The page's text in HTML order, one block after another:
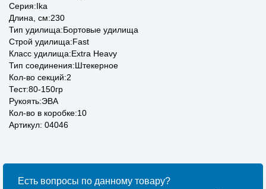
Серия:Ika
Длина, см:230
Тип удилища:Бортовые удилища
Строй удилища:Fast
Класс удилища:Extra Heavy
Тип соединения:Штекерное
Кол-во секций:2
Тест:80-150гр
Рукоять:ЭВА
Кол-во в коробке:10
Артикул: 04046
Есть вопросы по данному товару?